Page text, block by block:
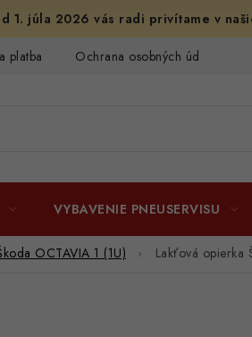
1. júla 2026 vás radi privítame v
platba Ochrana osobných údajov
VYBAVENIE PNEUSERVISU
OCTAVIA 1 (1U) Lakťová opierka